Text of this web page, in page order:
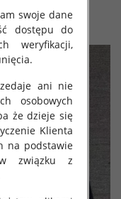
57.00 zł
szczegóły
swoje dane
dostępu do
weryfikacji,
ani nie
osobowych
że dzieje się
Klienta
na podstawie
związku z